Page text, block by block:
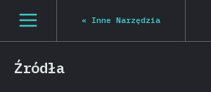
[pl-PL] general.open_nav
« Inne Narzędzia
Źródła